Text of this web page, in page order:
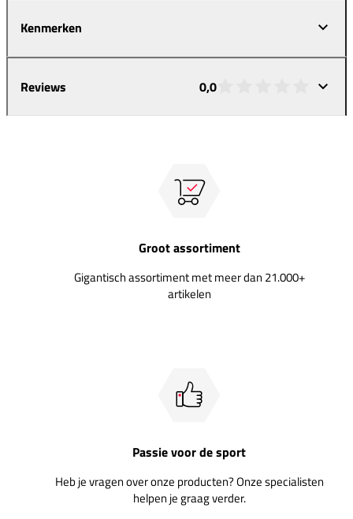
Kenmerken
Reviews 0,0
Groot assortiment
Gigantisch assortiment met meer dan 21.000+
artikelen
Passie voor de sport
Heb je vragen over onze producten? Onze specialisten
helpen je graag verder.